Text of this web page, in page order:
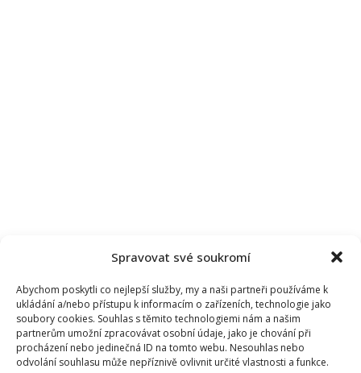
Spravovat své soukromí
Abychom poskytli co nejlepší služby, my a naši partneři používáme k
ukládání a/nebo přístupu k informacím o zařízeních, technologie jako
soubory cookies. Souhlas s těmito technologiemi nám a našim
partnerům umožní zpracovávat osobní údaje, jako je chování při
procházení nebo jedinečná ID na tomto webu. Nesouhlas nebo
odvolání souhlasu může nepříznivě ovlivnit určité vlastnosti a funkce.